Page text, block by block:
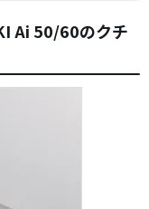
Ai 50/60のクチ